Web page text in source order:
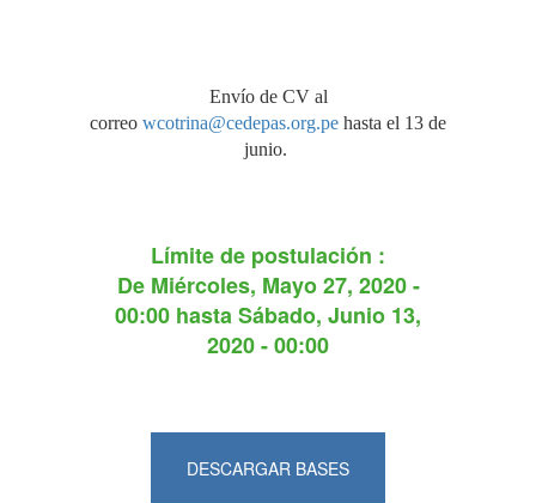
Envío de CV al
correo wcotrina@cedepas.org.pe hasta el 13 de
junio.
Límite de postulación :
De Miércoles, Mayo 27, 2020 -
00:00 hastaSábado, Junio 13,
2020 - 00:00
DESCARGAR BASES